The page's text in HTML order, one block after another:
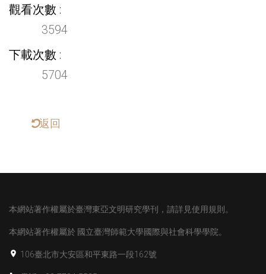
觀看次數
3594
下載次數
5704
返回
本網站著作權屬於臺灣東亞文明研究學刊，請詳見使用規則。
本網站著作權屬於 國立臺灣師範大學國際與社會科學學院。
106臺北市大安區和平東路一段162號